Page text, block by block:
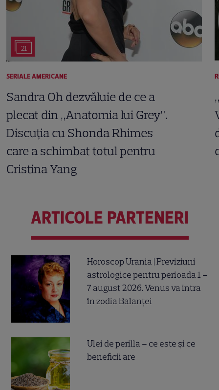
21
SERIALE AMERICANE
Sandra Oh dezvăluie de ce a
plecat din „Anatomia lui Grey”.
Discuția cu Shonda Rhimes
care a schimbat totul pentru
Cristina Yang
ARTICOLE PARTENERI
Horoscop Urania | Previziuni
astrologice pentru perioada 1 –
7 august 2026. Venus va intra
în zodia Balanței
Ulei de perilla – ce este și ce
beneficii are